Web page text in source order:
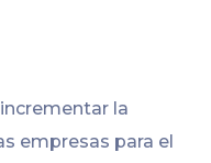
la
empresas para el